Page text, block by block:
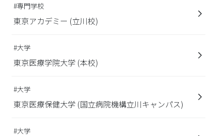
#専門学校
東京アカデミー (立川校)
#大学
東京医療学院大学 (本校)
#大学
東京医療保健大学 (国立病院機構立川キャンパス)
#大学